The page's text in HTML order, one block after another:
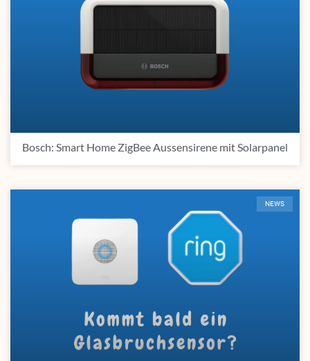
Bosch: Smart Home ZigBee Aussensirene mit Solarpanel
NEWS